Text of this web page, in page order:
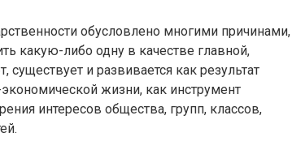
обусловлено многими причинами,
какую-либо одну в качестве главной,
и развивается как результат
жизни, как инструмент
интересов общества, групп, классов,